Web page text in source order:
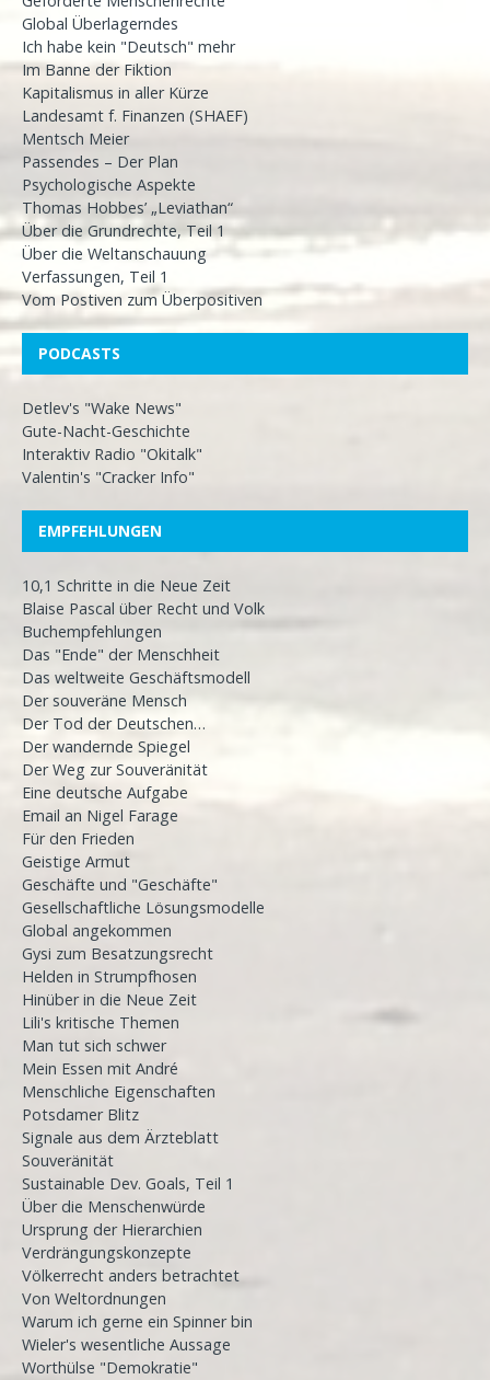
Global Überlagerndes
Ich habe kein "Deutsch" mehr
Im Banne der Fiktion
Kapitalismus in aller Kürze
Landesamt f. Finanzen (SHAEF)
Mentsch Meier
Passendes – Der Plan
Psychologische Aspekte
Thomas Hobbes’ „Leviathan“
Über die Grundrechte, Teil 1
Über die Weltanschauung
Verfassungen, Teil 1
Vom Postiven zum Überpositiven
PODCASTS
Detlev's "Wake News"
Gute-Nacht-Geschichte
Interaktiv Radio "Okitalk"
Valentin's "Cracker Info"
EMPFEHLUNGEN
10,1 Schritte in die Neue Zeit
Blaise Pascal über Recht und Volk
Buchempfehlungen
Das "Ende" der Menschheit
Das weltweite Geschäftsmodell
Der souveräne Mensch
Der Tod der Deutschen…
Der wandernde Spiegel
Der Weg zur Souveränität
Eine deutsche Aufgabe
Email an Nigel Farage
Für den Frieden
Geistige Armut
Geschäfte und "Geschäfte"
Gesellschaftliche Lösungsmodelle
Global angekommen
Gysi zum Besatzungsrecht
Helden in Strumpfhosen
Hinüber in die Neue Zeit
Lili's kritische Themen
Man tut sich schwer
Mein Essen mit André
Menschliche Eigenschaften
Potsdamer Blitz
Signale aus dem Ärzteblatt
Souveränität
Sustainable Dev. Goals, Teil 1
Über die Menschenwürde
Ursprung der Hierarchien
Verdrängungskonzepte
Völkerrecht anders betrachtet
Von Weltordnungen
Warum ich gerne ein Spinner bin
Wieler's wesentliche Aussage
Worthülse "Demokratie"